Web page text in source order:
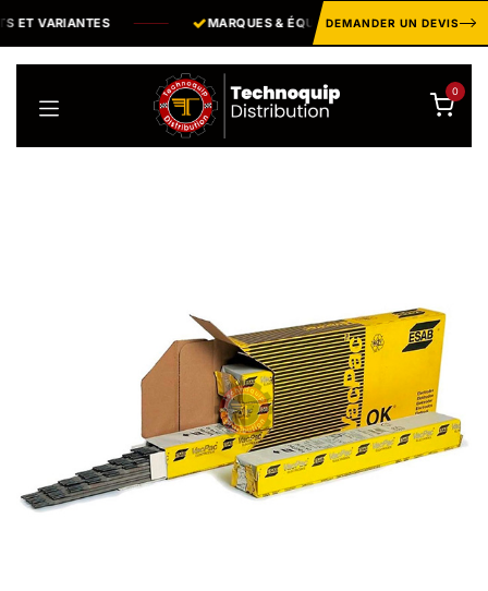
VARIANTES MARQUES & ÉQUIPEMENTSPROFESSIONNELS
DEMANDER UN DEVIS
0